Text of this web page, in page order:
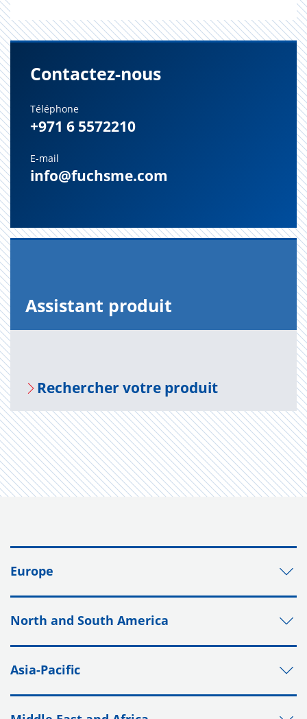
Contactez-nous
Téléphone
+971 6 5572210
E-mail
info@fuchsme.com
Assis­tant pro­duit
Recher­cher votre pro­duit
Europe
North and South America
Asia-Pacific